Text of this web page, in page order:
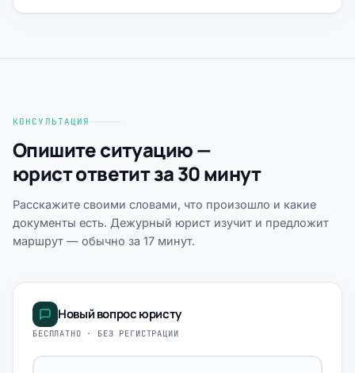
КОНСУЛЬТАЦИЯ
Опишите ситуацию —
юрист ответит за 30 минут
Расскажите своими словами, что произошло и какие
документы есть. Дежурный юрист изучит и предложит
маршрут — обычно за 17 минут.
Новый вопрос юристу
БЕСПЛАТНО · БЕЗ РЕГИСТРАЦИИ